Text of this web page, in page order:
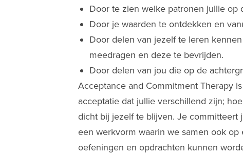
Door te zien welke patronen jullie op
Door je waarden te ontdekken en
Door delen van jezelf te leren
meedragen en deze te bevrijden.
Door delen van jou die op de
Acceptance and Commitment Therapy
acceptatie dat jullie verschillend zijn;
dicht bij jezelf te blijven. Je committeert
een werkvorm waarin we samen ook
oefeningen en opdrachten kunnen